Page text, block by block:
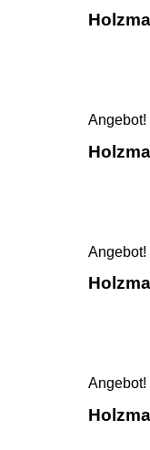
Angebot!
Angebot!
Angebot!